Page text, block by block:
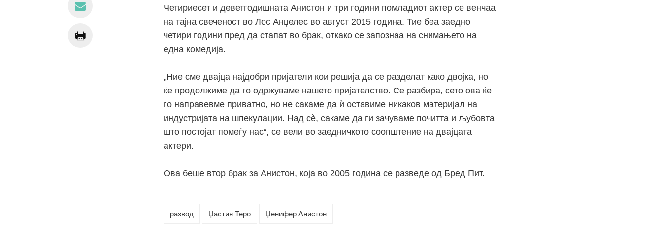
Четириесет и деветгодишната Анистон и три години помладиот актер се венчаа
на тајна свеченост во Лос Анџелес во август 2015 година. Тие беа заедно
четири години пред да стапат во брак, откако се запознаа на снимањето на
една комедија.
„Ние сме двајца најдобри пријатели кои решија да се разделат како двојка, но
ќе продолжиме да го одржуваме нашето пријателство. Се разбира, сето ова ќе
го направевме приватно, но не сакаме да ѝ оставиме никаков материјал на
индустријата на шпекулации. Над сѐ, сакаме да ги зачуваме почитта и љубовта
што постојат помеѓу нас“, се вели во заедничкото соопштение на двајцата
актери.
Ова беше втор брак за Анистон, која во 2005 година се разведе од Бред Пит.
развод Џастин Теро Џенифер Анистон